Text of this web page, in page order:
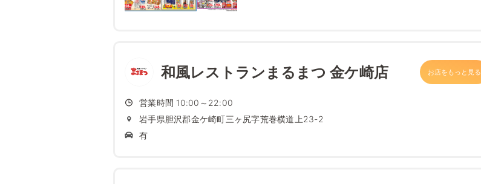
和風レストランまるまつ 金ケ崎店 お店をもっと見る
営業時間 10:00～22:00
岩手県胆沢郡金ケ崎町三ヶ尻字荒巻横道上23-2
有